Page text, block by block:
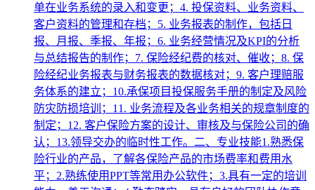
单在业务系统的录入和变更；4. 投保资料、业务资料、
客户资料的管理和存档；5. 业务报表的制作，包括日
报、月报、季报、年报；6. 业务经营情况及KPI的分析
与总结报告的制作；7. 保险经纪费的核对、催收；8. 保
险经纪业务报表与财务报表的数据核对；9. 客户理赔服
务体系的建立；10.承保项目投保服务手册的制定及风险
防灾防损培训；11. 业务流程及各业务相关的规章制度的
制定；12. 客户保险方案的设计、审核及与保险公司的确
认；13.领导交办的临时性工作。二、专业技能1.熟悉保
险行业的产品，了解各保险产品的市场费率和费用水
平；2.熟练使用PPT等常用办公软件；3.具有一定的培训